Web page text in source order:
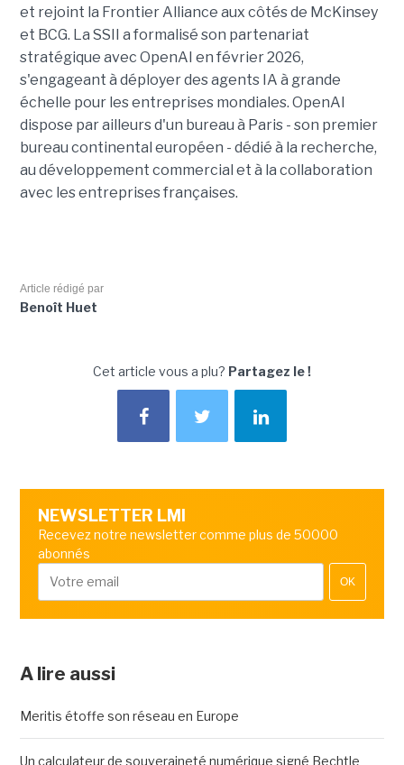
et rejoint la Frontier Alliance aux côtés de McKinsey
et BCG. La SSII a formalisé son partenariat
stratégique avec OpenAI en février 2026,
s'engageant à déployer des agents IA à grande
échelle pour les entreprises mondiales. OpenAI
dispose par ailleurs d'un bureau à Paris - son premier
bureau continental européen - dédié à la recherche,
au développement commercial et à la collaboration
avec les entreprises françaises.
Article rédigé par
Benoît Huet
Cet article vous a plu? Partagez le !
NEWSLETTER LMI
Recevez notre newsletter comme plus de 50000
abonnés
OK
A lire aussi
Meritis étoffe son réseau en Europe
Un calculateur de souveraineté numérique signé Bechtle